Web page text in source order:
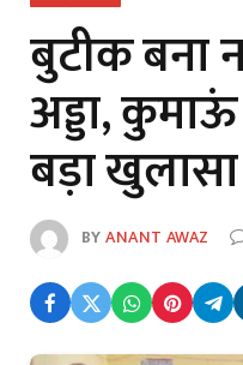
बुटीक बना
अड्डा,
बड़ा खुलासा
BYANANT AWAZ